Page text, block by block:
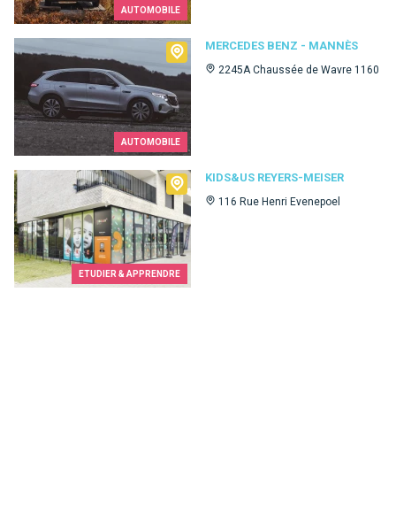
AUTOMOBILE
AUTOMOBILE
MERCEDES BENZ - MANNÈS
2245A Chaussée de Wavre 1160
Mercedes Benz - Mannès
ETUDIER & APPRENDRE
KIDS&US REYERS-MEISER
116 Rue Henri Evenepoel
Kids&Us Reyers-Meiser